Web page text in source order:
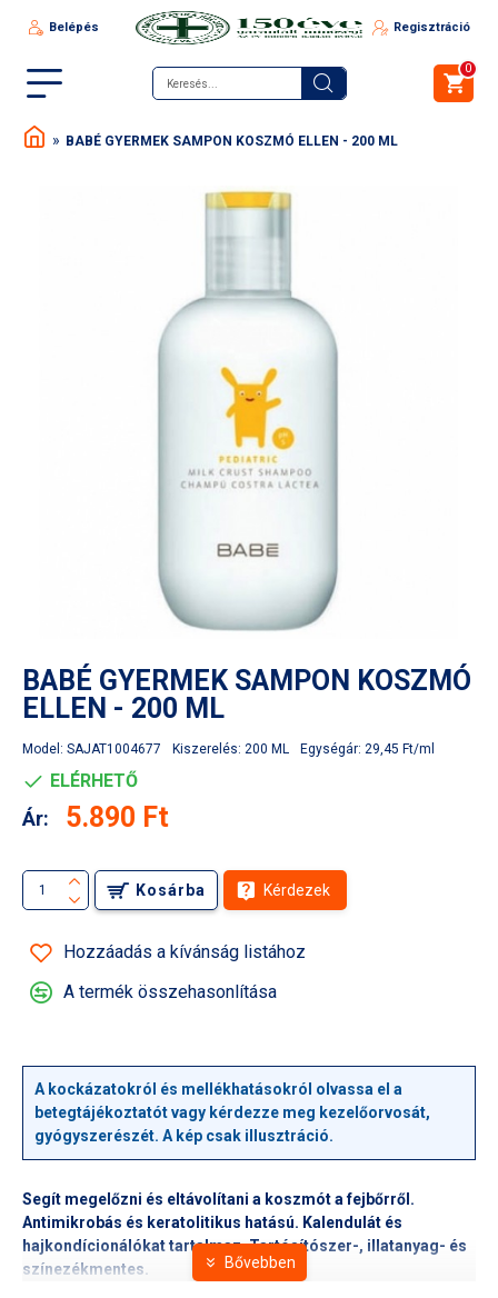
Belépés Regisztráció
0
BABÉ GYERMEK SAMPON KOSZMÓ ELLEN - 200 ML
BABÉ GYERMEK SAMPON KOSZMÓ
ELLEN - 200 ML
Model: SAJAT1004677 Kiszerelés: 200 ML Egységár: 29,45 Ft/ml
ELÉRHETŐ
Ár: 5.890 Ft
Kosárba Kérdezek
Hozzáadás a kívánság listához
A termék összehasonlítása
A kockázatokról és mellékhatásokról olvassa el a
betegtájékoztatót vagy kérdezze meg kezelőorvosát,
gyógyszerészét. A kép csak illusztráció.
Segít megelőzni és eltávolítani a koszmót a fejbőrről.
Antimikrobás és keratolitikus hatású. Kalendulát és
hajkondícionálókat tartalmaz. Tartósítószer-, illatanyag- és
színezékmentes.